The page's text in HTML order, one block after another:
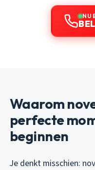
NU
Waarom
perfecte
beginnen
Je denkt misschien: